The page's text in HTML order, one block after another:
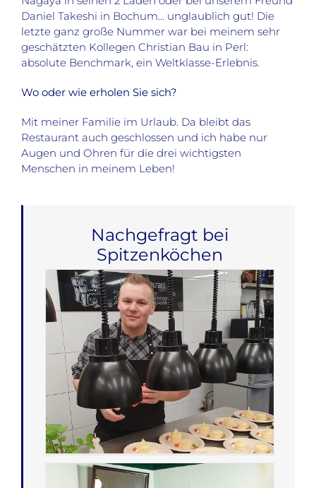
Daniel Takeshi in Bochum… unglaublich gut! Die
letzte ganz große Nummer war bei meinem sehr
geschätzten Kollegen Christian Bau in Perl:
absolute Benchmark, ein Weltklasse-Erlebnis.
Wo oder wie erholen Sie sich?
Mit meiner Familie im Urlaub. Da bleibt das
Restaurant auch geschlossen und ich habe nur
Augen und Ohren für die drei wichtigsten
Menschen in meinem Leben!
Nachgefragt bei
Spitzenköchen